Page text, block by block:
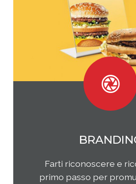
Qual è il tuo rapporto
come questi ultimi